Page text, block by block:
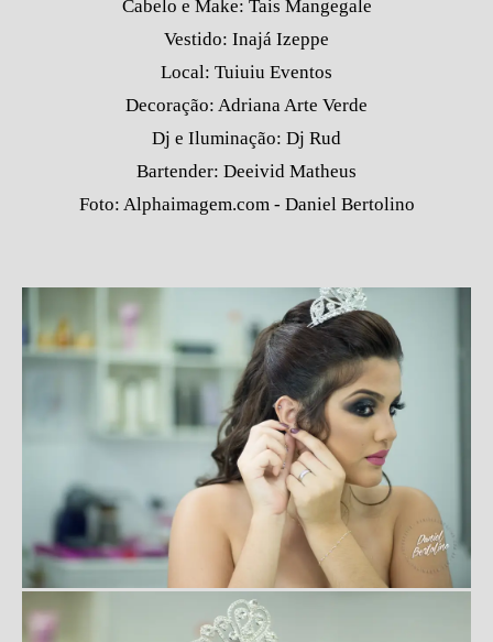
Cabelo e Make: Tais Mangegale
Vestido: Inajá Izeppe
Local: Tuiuiu Eventos
Decoração: Adriana Arte Verde
Dj e Iluminação: Dj Rud
Bartender: Deeivid Matheus
Foto: Alphaimagem.com - Daniel Bertolino